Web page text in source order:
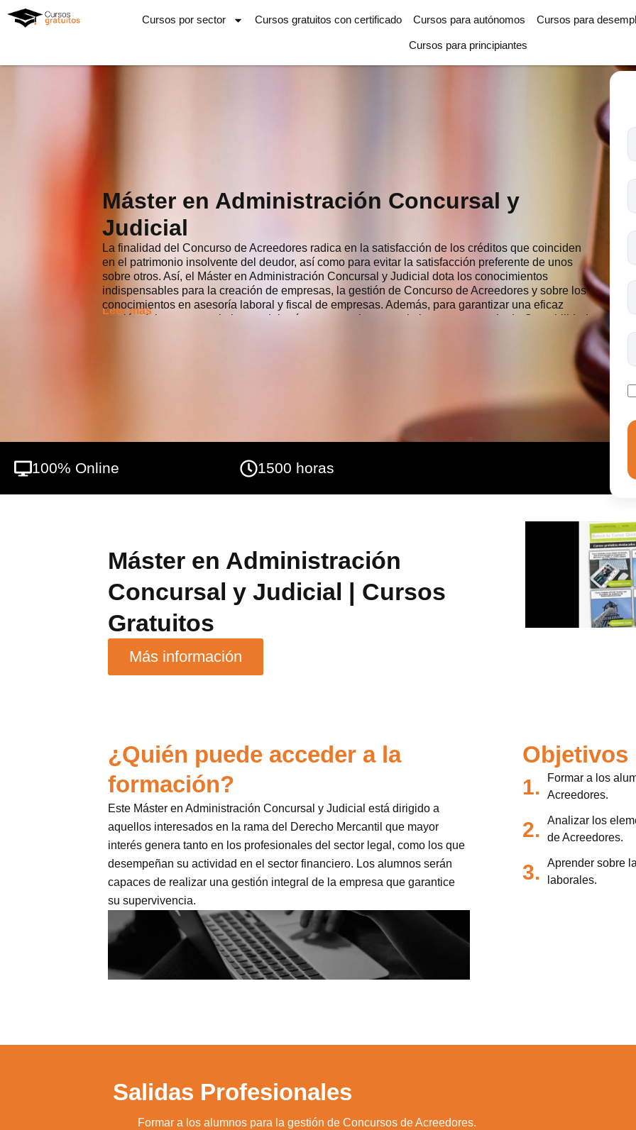
Cursos por sector Cursos gratuitos con certificado Cursos para autónomos Cursos para
Cursos para principiantes
Máster en Administración Concursal y
Judicial
La finalidad del Concurso de Acreedores radica en la satisfacción de los créditos que coinciden
en el patrimonio insolvente del deudor, así como para evitar la satisfacción preferente de unos
sobre otros. Así, el Máster en Administración Concursal y Judicial dota los conocimientos
indispensables para la creación de empresas, la gestión de Concurso de Acreedores y sobre los
conocimientos en asesoría laboral y fiscal de empresas. Además, para garantizar una eficaz
gestión del concurso, el alumno deberá contar con los conocimientos en materia de Contabilidad
Financiera aplicada al concurso de acreedores. Estudiando en INESEM, tendrás a tu disposición
un contenido orientado al conocimiento de los aspectos prácticos relacionados con el Concurso
Leer más
100% Online 1500 horas
Máster en Administración
Concursal y Judicial | Cursos
Gratuitos
Más información
¿Quién puede acceder a la
formación?
Este Máster en Administración Concursal y Judicial está dirigido a
aquellos interesados en la rama del Derecho Mercantil que mayor
interés genera tanto en los profesionales del sector legal, como los que
desempeñan su actividad en el sector financiero. Los alumnos serán
capaces de realizar una gestión integral de la empresa que garantice
su supervivencia.
Objetivos
1.
Formar a los
Acreedores.
2.
Analizar los
de Acreedores.
3.
Aprender sobre
laborales.
Salidas Profesionales
Formar a los alumnos para la gestión de Concursos de Acreedores.